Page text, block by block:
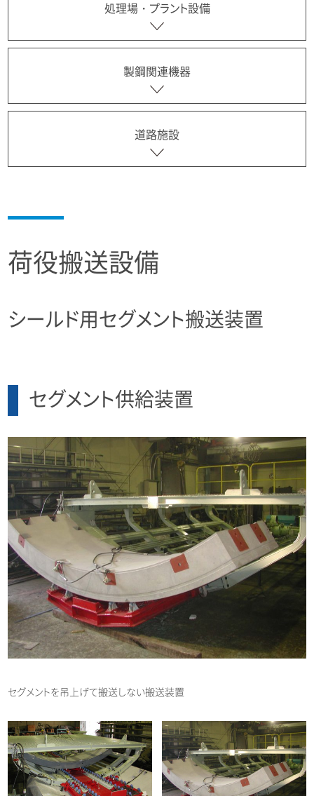
処理場・プラント設備
製鋼関連機器
道路施設
荷役搬送設備
シールド用セグメント搬送装置
セグメント供給装置
セグメントを吊上げて搬送しない搬送装置